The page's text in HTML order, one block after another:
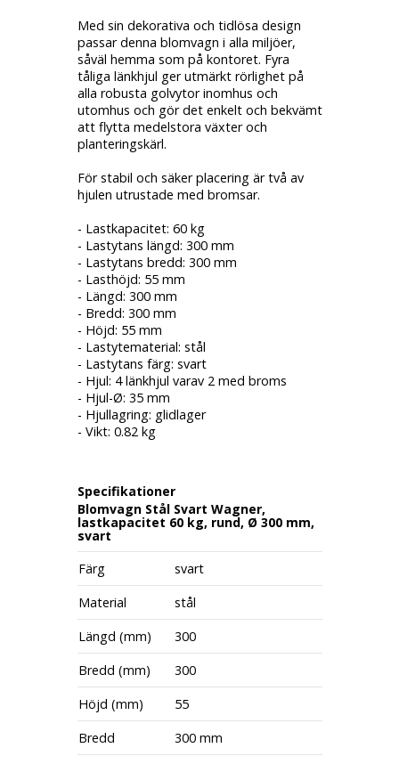
Med sin dekorativa och tidlösa design
passar denna blomvagn i alla miljöer,
såväl hemma som på kontoret. Fyra
tåliga länkhjul ger utmärkt rörlighet på
alla robusta golvytor inomhus och
utomhus och gör det enkelt och bekvämt
att flytta medelstora växter och
planteringskärl.
För stabil och säker placering är två av
hjulen utrustade med bromsar.
- Lastkapacitet: 60 kg
- Lastytans längd: 300 mm
- Lastytans bredd: 300 mm
- Lasthöjd: 55 mm
- Längd: 300 mm
- Bredd: 300 mm
- Höjd: 55 mm
- Lastytematerial: stål
- Lastytans färg: svart
- Hjul: 4 länkhjul varav 2 med broms
- Hjul-Ø: 35 mm
- Hjullagring: glidlager
- Vikt: 0.82 kg
Specifikationer
Blomvagn Stål Svart Wagner,
lastkapacitet 60 kg, rund, Ø 300 mm,
svart
Färg
svart
Material
stål
Längd (mm)
300
Bredd (mm)
300
Höjd (mm)
55
Bredd
300 mm